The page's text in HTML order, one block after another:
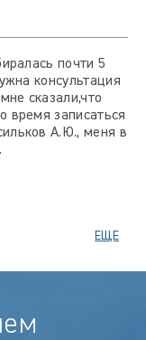
почти 5
консультация
сказали,что
время записаться
А.Ю., меня в
ЕЩЕ